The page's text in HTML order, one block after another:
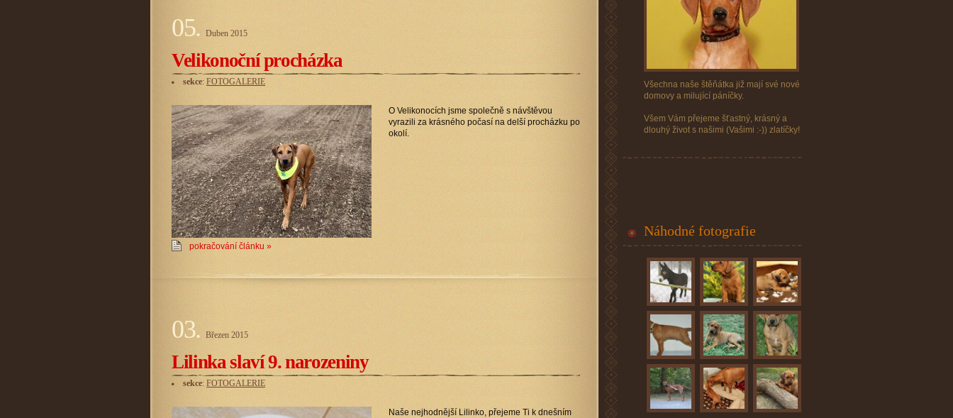
Všechna naše štěňátka již mají své nové
domovy a milující páníčky.
Všem Vám přejeme šťastný, krásný a
dlouhý život s našimi (Vašimi :-)) zlatíčky!
Náhodné fotografie
05.Duben 2015
Velikonoční procházka
sekce: FOTOGALERIE
O Velikonocích jsme společně s návštěvou
vyrazili za krásného počasí na delší procházku po
okolí.
pokračování článku »
03.Březen 2015
Lilinka slaví 9. narozeniny
sekce: FOTOGALERIE
Naše nejhodnější Lilinko, přejeme Ti k dnešním